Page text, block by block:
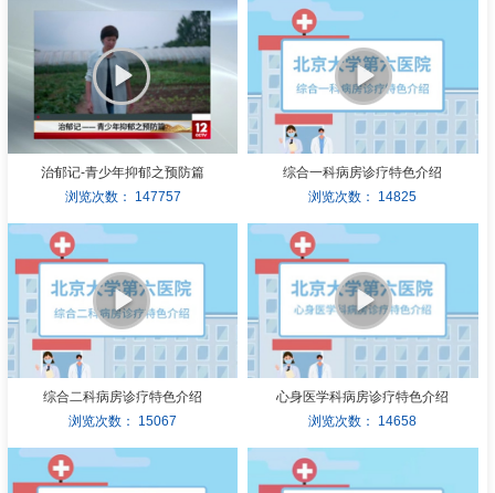
教育培训
健康科普
合作支援
治郁记-青少年抑郁之预防篇
浏览次数：
147757
综合一科病房诊疗特色介绍
浏览次数： 14825
综合二科病房诊疗特色介绍
浏览次数： 15067
心身医学科病房诊疗特色介绍
浏览次数： 14658